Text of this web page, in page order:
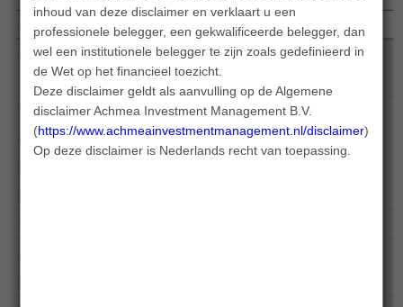
inhoud van deze disclaimer en verklaart u een
professionele belegger, een gekwalificeerde belegger, dan
wel een institutionele belegger te zijn zoals gedefinieerd in
de Wet op het financieel toezicht.
Deze disclaimer geldt als aanvulling op de Algemene
disclaimer Achmea Investment Management B.V.
(https://www.achmeainvestmentmanagement.nl/disclaimer).
Op deze disclaimer is Nederlands recht van toepassing.